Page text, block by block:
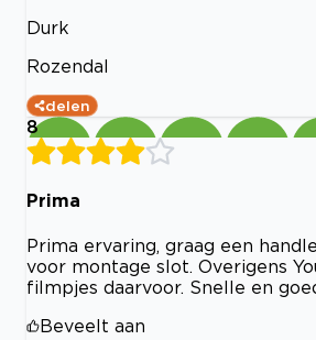
Durk
Rozendal
delen
8
Prima
Prima ervaring, graag een
voor montage slot. Overigens
filmpjes daarvoor. Snelle en
Beveelt aan